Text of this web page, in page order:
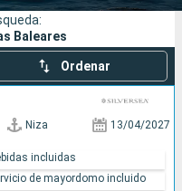
Buscar
Baleares
Ordenar
Niza 13/04/2027
incluidas
de mayordomo incluido